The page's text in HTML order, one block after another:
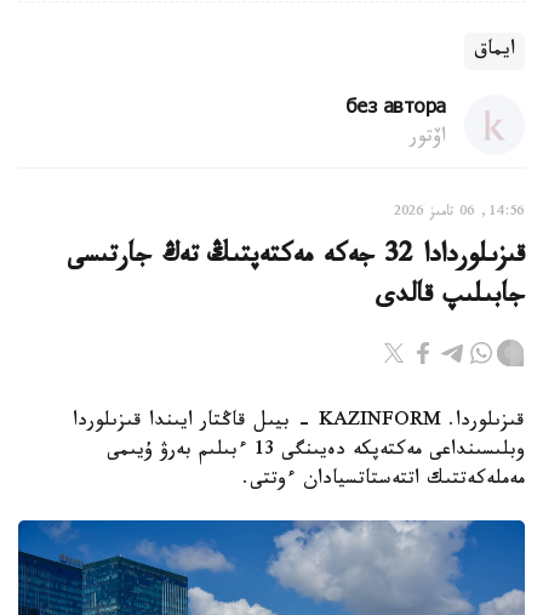
ايماق
без автора
اۆتور
14:56, 06 تامىز 2026
قىزىلوردادا 32 جەكە مەكتەپتىڭ تەڭ جارتىسى
جابىلىپ قالدى
قىزىلوردا. KAZINFORM - بيىل قاڭتار ايىندا قىزىلوردا
وبلىسىنداعى مەكتەپكە دەيىنگى 13 ءبىلىم بەرۋ ۇيىمى
مەملەكەتتىك اتتەستاتسيادان ءوتتى.